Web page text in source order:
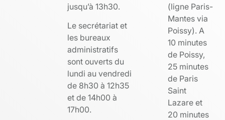
jusqu’à 13h30.
Le secrétariat et
les bureaux
administratifs
sont ouverts du
lundi au vendredi
de 8h30 à 12h35
et de 14h00 à
17h00.
(ligne Paris-
Mantes via
Poissy). A
10 minutes
de Poissy,
25 minutes
de Paris
Saint
Lazare et
20 minutes